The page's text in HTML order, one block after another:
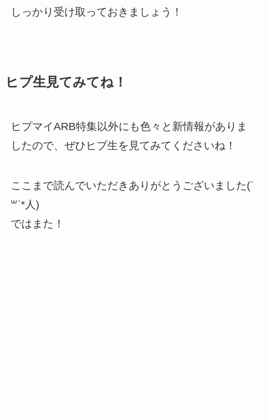
しっかり受け取っておきましょう！
ヒプ生見てみてね！
ヒプマイARB特集以外にも色々と新情報がありま
したので、ぜひヒプ生を見てみてくださいね！
ここまで読んでいただきありがとうございました(ˊ
꒳​ˋ*人)
ではまた！